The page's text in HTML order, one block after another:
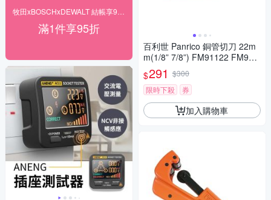
滿1件享95折
百利世 Panrico 銅管切刀 22m
m(1/8” 7/8”) FM91122 FM911
22
$291 $300
限時下殺
券
加入購物車